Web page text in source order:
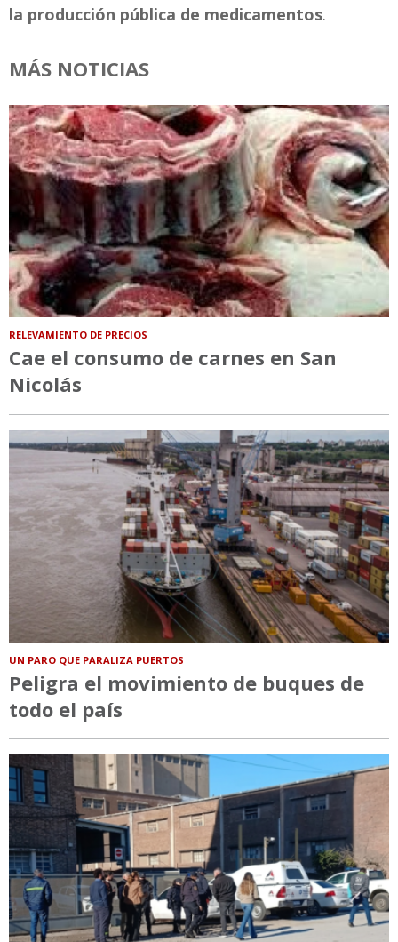
la producción pública de medicamentos.
MÁS NOTICIAS
RELEVAMIENTO DE PRECIOS
Cae el consumo de carnes en San
Nicolás
UN PARO QUE PARALIZA PUERTOS
Peligra el movimiento de buques de
todo el país